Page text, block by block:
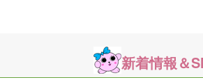
新着情報＆